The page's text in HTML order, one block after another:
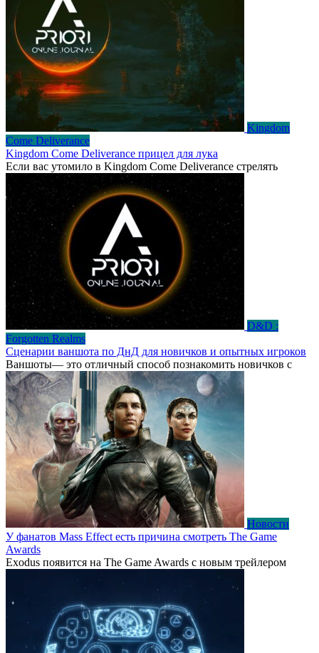
Kingdom
Come Deliverance
Kingdom Come Deliverance прицел для лука
Если вас утомило в Kingdom Come Deliverance стрелять
D&D :
Forgotten Realms
Сценарии ваншота по ДнД для новичков и опытных игроков
Ваншоты— это отличный способ познакомить новичков с
Новости
У фанатов Mass Effect есть причина смотреть The Game
Awards
Exodus появится на The Game Awards с новым трейлером